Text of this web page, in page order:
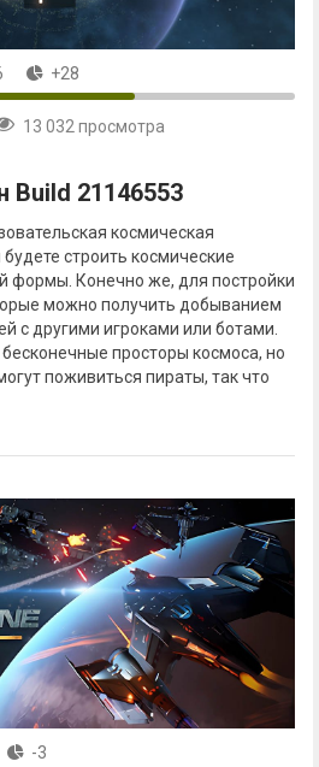
+28
13 032 просмотра
Build 21146553
космическая
строить космические
формы. Конечно же, для постройки
можно получить добыванием
с другими игроками или ботами.
просторы космоса, но
поживиться пираты, так что
-3